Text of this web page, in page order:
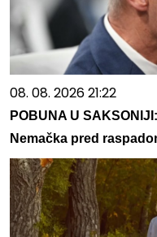
08. 08. 2026 21:22
POBUNA U
Nemačka pred